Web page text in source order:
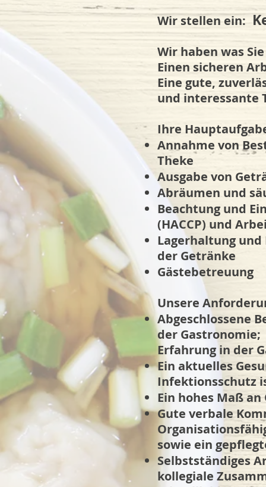
Wir stellen ein:
Wir haben was
Einen sicheren
Eine gute,
und interessante
Ihre
Annahme von
Theke
Ausgabe von
Abräumen und
Beachtung und
(HACCP) und
Lagerhaltung
der Getränke
Gästebetreuung
Unsere
Abgeschlossene
der Gastronomie;
Erfahrung in der
Ein aktuelles
Infektionsschutz
Ein hohes Maß
Gute verbale
sowie ein
Selbstständiges
kollegiale